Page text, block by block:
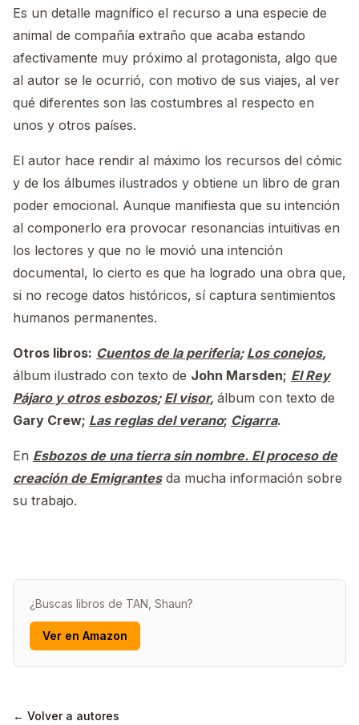
Es un detalle magnífico el recurso a una especie de
animal de compañía extraño que acaba estando
afectivamente muy próximo al protagonista, algo que
al autor se le ocurrió, con motivo de sus viajes, al ver
qué diferentes son las costumbres al respecto en
unos y otros países.
El autor hace rendir al máximo los recursos del cómic
y de los álbumes ilustrados y obtiene un libro de gran
poder emocional. Aunque manifiesta que su intención
al componerlo era provocar resonancias intuitivas en
los lectores y que no le movió una intención
documental, lo cierto es que ha logrado una obra que,
si no recoge datos históricos, sí captura sentimientos
humanos permanentes.
Otros libros: Cuentos de la periferia; Los conejos,
álbum ilustrado con texto de John Marsden; El Rey
Pájaro y otros esbozos; El visor, álbum con texto de
Gary Crew; Las reglas del verano; Cigarra.
En Esbozos de una tierra sin nombre. El proceso de
creación de Emigrantesda mucha información sobre
su trabajo.
¿Buscas libros de TAN, Shaun?
Ver en Amazon
← Volver a autores